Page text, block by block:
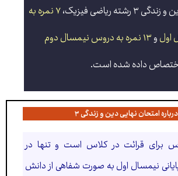
ریاضی فیزیک،
۷ نمره به
اولو
داده شده است.
امتحان نهایی دین و زندگی ۳
برای قرائت در كلاس است و تنها در
نیمسال اول به صورت شفاهی از دانش